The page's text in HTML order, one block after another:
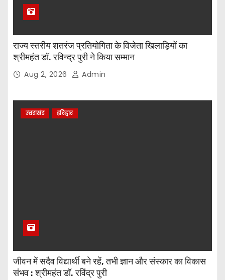
राज्य स्तरीय शतरंज प्रतियोगिता के विजेता खिलाड़ियों का
श्रीमहंत डॉ. रविन्द्र पुरी ने किया सम्मान
Aug 2, 2026 Admin
उत्तराखंड हरिद्वार
जीवन में सदैव विद्यार्थी बने रहें, तभी ज्ञान और संस्कार का विकास
संभव : श्रीमहंत डॉ. रविंद्र पुरी